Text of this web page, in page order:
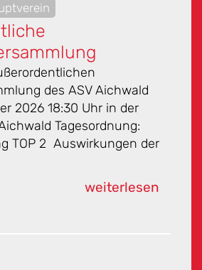
des ASV Aichwald
2026 18:30 Uhr in der
Tagesordnung:
TOP 2 Auswirkungen der
weiterlesen